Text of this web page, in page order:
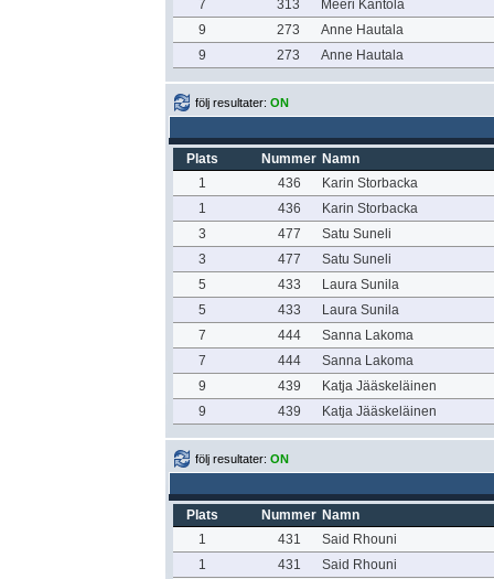
7
313
Meeri Kantola
9
273
Anne Hautala
9
273 Anne Hautala
följ resultater: ON
Plats Nummer Namn
1
436
Karin Storbacka
1
436
Karin Storbacka
3
477
Satu Suneli
3
477
Satu Suneli
5
433
Laura Sunila
5
433
Laura Sunila
7
444
Sanna Lakoma
7
444
Sanna Lakoma
9
439
Katja Jääskeläinen
9
439 Katja Jääskeläinen
följ resultater: ON
Plats Nummer Namn
1
431
Said Rhouni
1
431 Said Rhouni